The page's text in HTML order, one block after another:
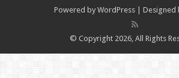
Powered by WordPress | Designed
© Copyright 2026, All Rights